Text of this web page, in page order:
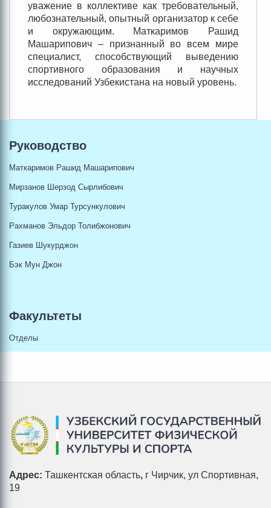
уважение в коллективе как требовательный,
любознательный, опытный организатор к себе
и окружающим. Маткаримов Рашид
Машарипович – признанный во всем мире
специалист, способствующий выведению
спортивного образования и научных
исследований Узбекистана на новый уровень.
Руководство
Маткаримов Рашид Машарипович
Мирзанов Шерзод Сырлибович
Туракулов Умар Турсункулович
Рахманов Эльдор Толибжонович
Газиев Шукурджон
Бэк Мун Джон
Факультеты
Отделы
Адрес: Ташкентская область, г Чирчик, ул Спортивная,
19